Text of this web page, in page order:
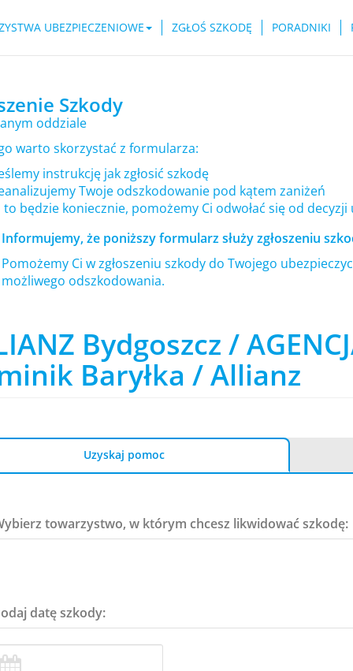
UBEZPIECZENIOWE ZGŁOŚ SZKODĘ PORADNIKI
Szkody
oddziale
warto skorzystać z formularza:
instrukcję jak zgłosić szkodę
Twoje odszkodowanie pod kątem zaniżeń
będzie koniecznie, pomożemy Ci odwołać się od decyzji
Informujemy, że poniższy formularz służy zgłoszeniu
Pomożemy Ci w zgłoszeniu szkody do Twojego
możliwego odszkodowania.
Bydgoszcz /
Baryłka / Allianz
Uzyskaj pomoc
towarzystwo, w którym chcesz likwidować szkodę:
datę szkody: